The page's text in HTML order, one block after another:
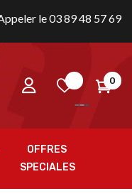
le 03 89 48 57 69
0
OFFRES
SPECIALES